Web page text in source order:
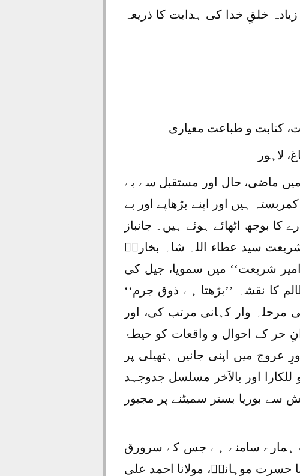
خلقِ خدا کی ہدایت کا ذریعہ
ماضی، حال اور مستقبل سے بے
ہیں اور اپنے بڑھاپے اور بے
کا بوجھ اٹھائے ہوئے ہیں۔ جانباز
شریعت سید عطاء اللہ شاہ بخاریؒ
شریعت‘‘ میں سمویا، جیل کی
کا نقشہ ’’بڑھتا ہے ذوق جرم‘‘
مرحلہ وار کہانی مرتب کی، اور
حر کے احوال و واقعات کو حیطۂ
عروج میں اپنی جانیں ہتھیلی پر
اور بالآخر مسلسل جدوجہد
سے بوریا بستر سمیٹنے پر مجبور
ہمارے سامنے ہے جس کے سرورق
حسرت موہانیؒ، مولانا احمد علی